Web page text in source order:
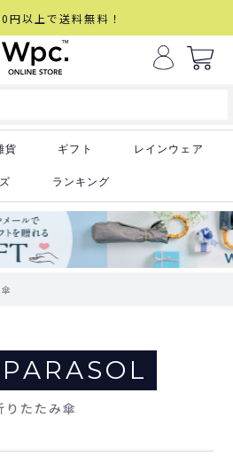
以上で送料無料！
貨 ギフト レインウェア
ランキング
りたたみ傘